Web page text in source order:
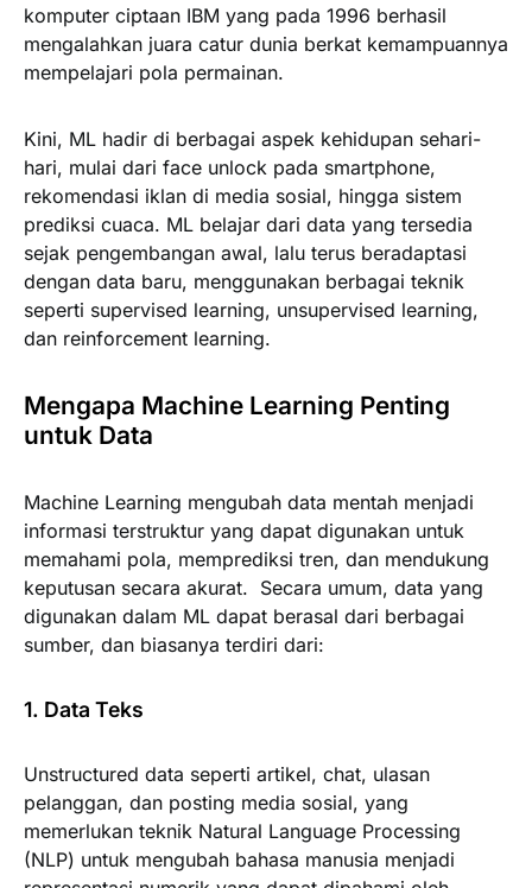
komputer ciptaan IBM yang pada 1996 berhasil
mengalahkan juara catur dunia berkat kemampuannya
mempelajari pola permainan.
Kini, ML hadir di berbagai aspek kehidupan sehari-
hari, mulai dari face unlock pada smartphone,
rekomendasi iklan di media sosial, hingga sistem
prediksi cuaca. ML belajar dari data yang tersedia
sejak pengembangan awal, lalu terus beradaptasi
dengan data baru, menggunakan berbagai teknik
seperti supervised learning, unsupervised learning,
dan reinforcement learning.
Mengapa Machine Learning Penting
untuk Data
Machine Learning mengubah data mentah menjadi
informasi terstruktur yang dapat digunakan untuk
memahami pola, memprediksi tren, dan mendukung
keputusan secara akurat. Secara umum, data yang
digunakan dalam ML dapat berasal dari berbagai
sumber, dan biasanya terdiri dari:
1. Data Teks
Unstructured data seperti artikel, chat, ulasan
pelanggan, dan posting media sosial, yang
memerlukan teknik Natural Language Processing
(NLP) untuk mengubah bahasa manusia menjadi